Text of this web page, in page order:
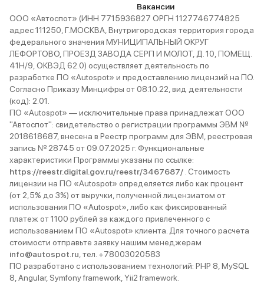
Вакансии
ООО «Автоспот» (ИНН 7715936827 ОРГН 1127746774825
адрес 111250, Г.МОСКВА, Внутригородская территория города
федерального значения МУНИЦИПАЛЬНЫЙ ОКРУГ
ЛЕФОРТОВО, ПРОЕЗД ЗАВОДА СЕРП И МОЛОТ, Д. 10, ПОМЕЩ.
41Н/9, ОКВЭД 62.0) осуществляет деятельность по
разработке ПО «Autospot» и предоставлению лицензий на ПО.
Согласно Приказу Минцифры от 08.10.22, вид деятельности
(код): 2.01.
ПО «Autospot» — исключительные права принадлежат ООО
"Автоспот": свидетельство о регистрации программы ЭВМ №
2018618687, внесена в Реестр программ для ЭВМ, реестровая
запись № 28745 от 09.07.2025 г. Функциональные
характеристики Программы указаны по ссылке:
https://reestr.digital.gov.ru/reestr/3467687/ . Стоимость
лицензии на ПО «Autospot» определяется либо как процент
(от 2,5% до 3%) от выручки, полученной лицензиатом от
использования ПО «Autospot», либо как фиксированный
платеж от 1100 рублей за каждого привлеченного с
использованием ПО «Autospot» клиента. Для точного расчета
стоимости отправьте заявку нашим менеджерам
info@autospot.ru , тел. +78003020583
ПО разработано с использованием технологий: PHP 8, MySQL
8, Angular, Symfony framework, Yii2 framework.